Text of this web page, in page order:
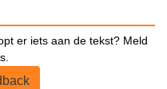
er iets aan de tekst? Meld